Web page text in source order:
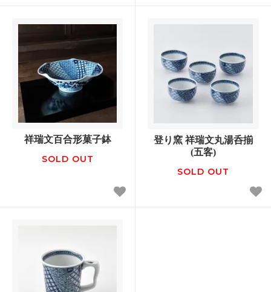
祥瑞文百合形菓子鉢
SOLD OUT
登り窯 祥瑞文丸湯呑揃
(五客)
SOLD OUT